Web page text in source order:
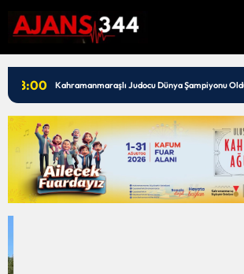
17:50 Dulkadiroğlu’nda Bina Yıkıldı: AFAD Sevk Edildi